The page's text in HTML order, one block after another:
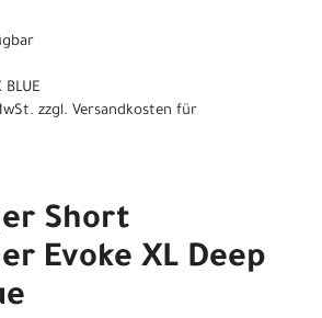
BLUE
zzgl. Versandkosten für
Short
Evoke XL Deep